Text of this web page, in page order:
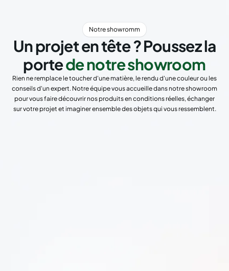
Notre showromm
Un projet en tête ? Poussez la
portede notre showroom
Rien ne remplace le toucher d'une matière, le rendu d'une couleur ou les
conseils d'un expert. Notre équipe vous accueille dans notre showroom
pour vous faire découvrir nos produits en conditions réelles, échanger
sur votre projet et imaginer ensemble des objets qui vous ressemblent.